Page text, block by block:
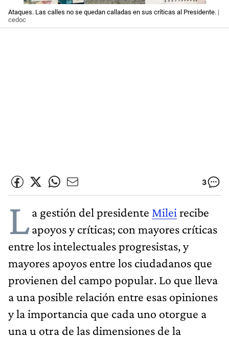
Ataques. Las calles no se quedan calladas en sus críticas al Presidente. |
cedoc
3
La gestión del presidente Milei recibe
apoyos y críticas; con mayores críticas
entre los intelectuales progresistas, y
mayores apoyos entre los ciudadanos que
provienen del campo popular. Lo que lleva
a una posible relación entre esas opiniones
y la importancia que cada uno otorgue a
una u otra de las dimensiones de la